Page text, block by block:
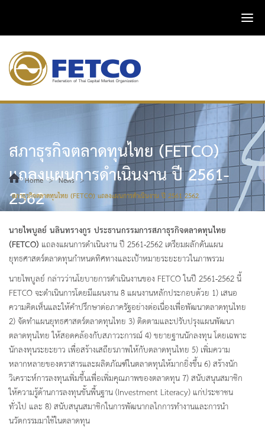
สภาธุรกิจตลาดทุนไทย (FETCO)
แถลงแผนการดำเนินงาน ปี 2561-
2562
Home > News >
สภาธุรกิจตลาดทุนไทย (FETCO) แถลงแผนการดำเนินงาน ปี 2561-2562
นายไพบูลย์ นลินทรางกูร ประธานกรรมการสภาธุรกิจตลาดทุนไทย
(FETCO) แถลงแผนการดำเนินงาน ปี 2561-2562 เตรียมผลักดันแผน
ยุทธศาสตร์ตลาดทุนกำหนดทิศทางและเป้าหมายระยะยาวในภาพรวม
นายไพบูลย์ กล่าวว่านโยบายการดำเนินงานของ FETCO ในปี 2561-2562 นี้
FETCO จะดำเนินการโดยมีแผนงาน 8 แผนงานหลักประกอบด้วย 1) เสนอ
ความคิดเห็นและให้คำปรึกษาต่อภาครัฐอย่างต่อเนื่องเพื่อพัฒนาตลาดทุนไทย
2) จัดทำแผนยุทธศาสตร์ตลาดทุนไทย 3) ติดตามและปรับปรุงแผนพัฒนา
ตลาดทุนไทย ให้สอดคล้องกับสภาวะการณ์ 4) ขยายฐานนักลงทุน โดยเฉพาะ
นักลงทุนระยะยาว เพื่อสร้างเสถียรภาพให้กับตลาดทุนไทย 5) เพิ่มความ
หลากหลายของตราสารและผลิตภัณฑ์ในตลาดทุนให้มากยิ่งขึ้น 6) สร้างนัก
วิเคราะห์การลงทุนเพิ่มขึ้นเพื่อเพิ่มคุณภาพของตลาดทุน 7) สนับสนุนสมาชิก
ให้ความรู้ด้านการลงทุนขั้นพื้นฐาน (Investment Literacy) แก่ประชาชน
ทั่วไป และ 8) สนับสนุนสมาชิกในการพัฒนากลไกการทำงานและการนำ
นวัตกรรมมาใช้ในตลาดทุน